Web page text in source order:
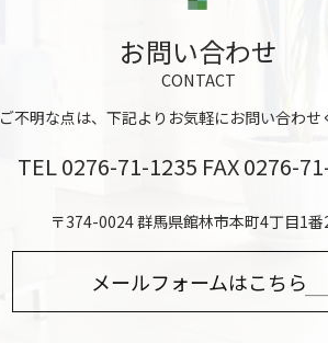
お問い合わせ
CONTACT
ご不明な点は、下記よりお気軽にお問い合わせ
TEL0276-71-1235 FAX 0276-
〒374-0024 群馬県館林市本町4丁目1番
メールフォームはこちら